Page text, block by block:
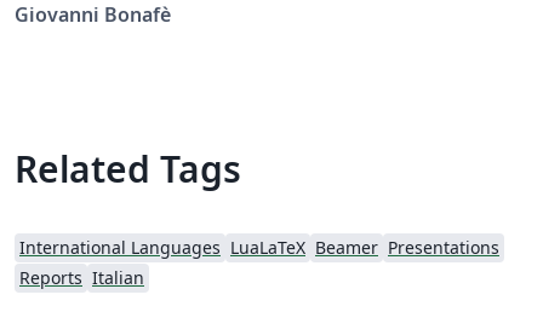
Giovanni Bonafè
Related Tags
International Languages LuaLaTeX Beamer Presentations
Reports Italian